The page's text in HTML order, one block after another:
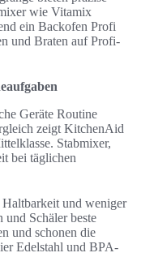
wie Vitamix
ein Backofen Profi
und Braten auf Profi-
Geräte Routine
zeigt KitchenAid
Stabmixer,
bei täglichen
und weniger
und Schäler beste
und schonen die
Edelstahl und BPA-